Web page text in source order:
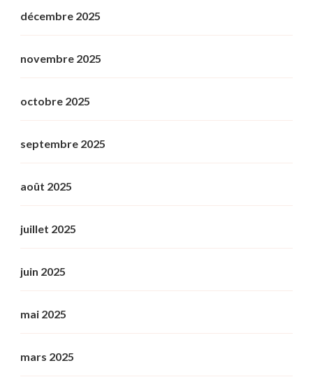
décembre 2025
novembre 2025
octobre 2025
septembre 2025
août 2025
juillet 2025
juin 2025
mai 2025
mars 2025